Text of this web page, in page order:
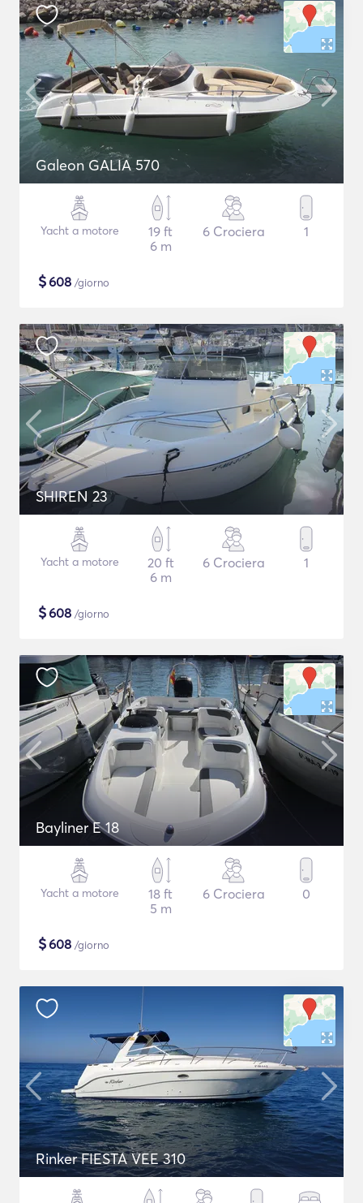
Galeon GALIA 570
Yacht a motore
19 ft
6 m
6 Crociera 1
$608 /giorno
SHIREN 23
Yacht a motore
20 ft
6 m
6 Crociera 1
$608 /giorno
Bayliner E 18
Yacht a motore
18 ft
5 m
6 Crociera 0
$608 /giorno
Rinker FIESTA VEE 310